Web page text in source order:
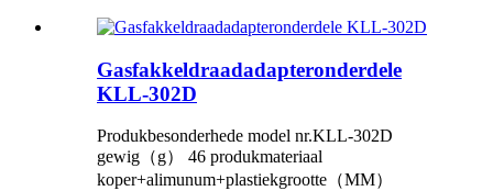
Gasfakkeldraadadapteronderdele
KLL-302D
Produkbesonderhede model nr.KLL-302D
gewig（g） 46 produkmateriaal
koper+alimunum+plastiekgrootte（MM）